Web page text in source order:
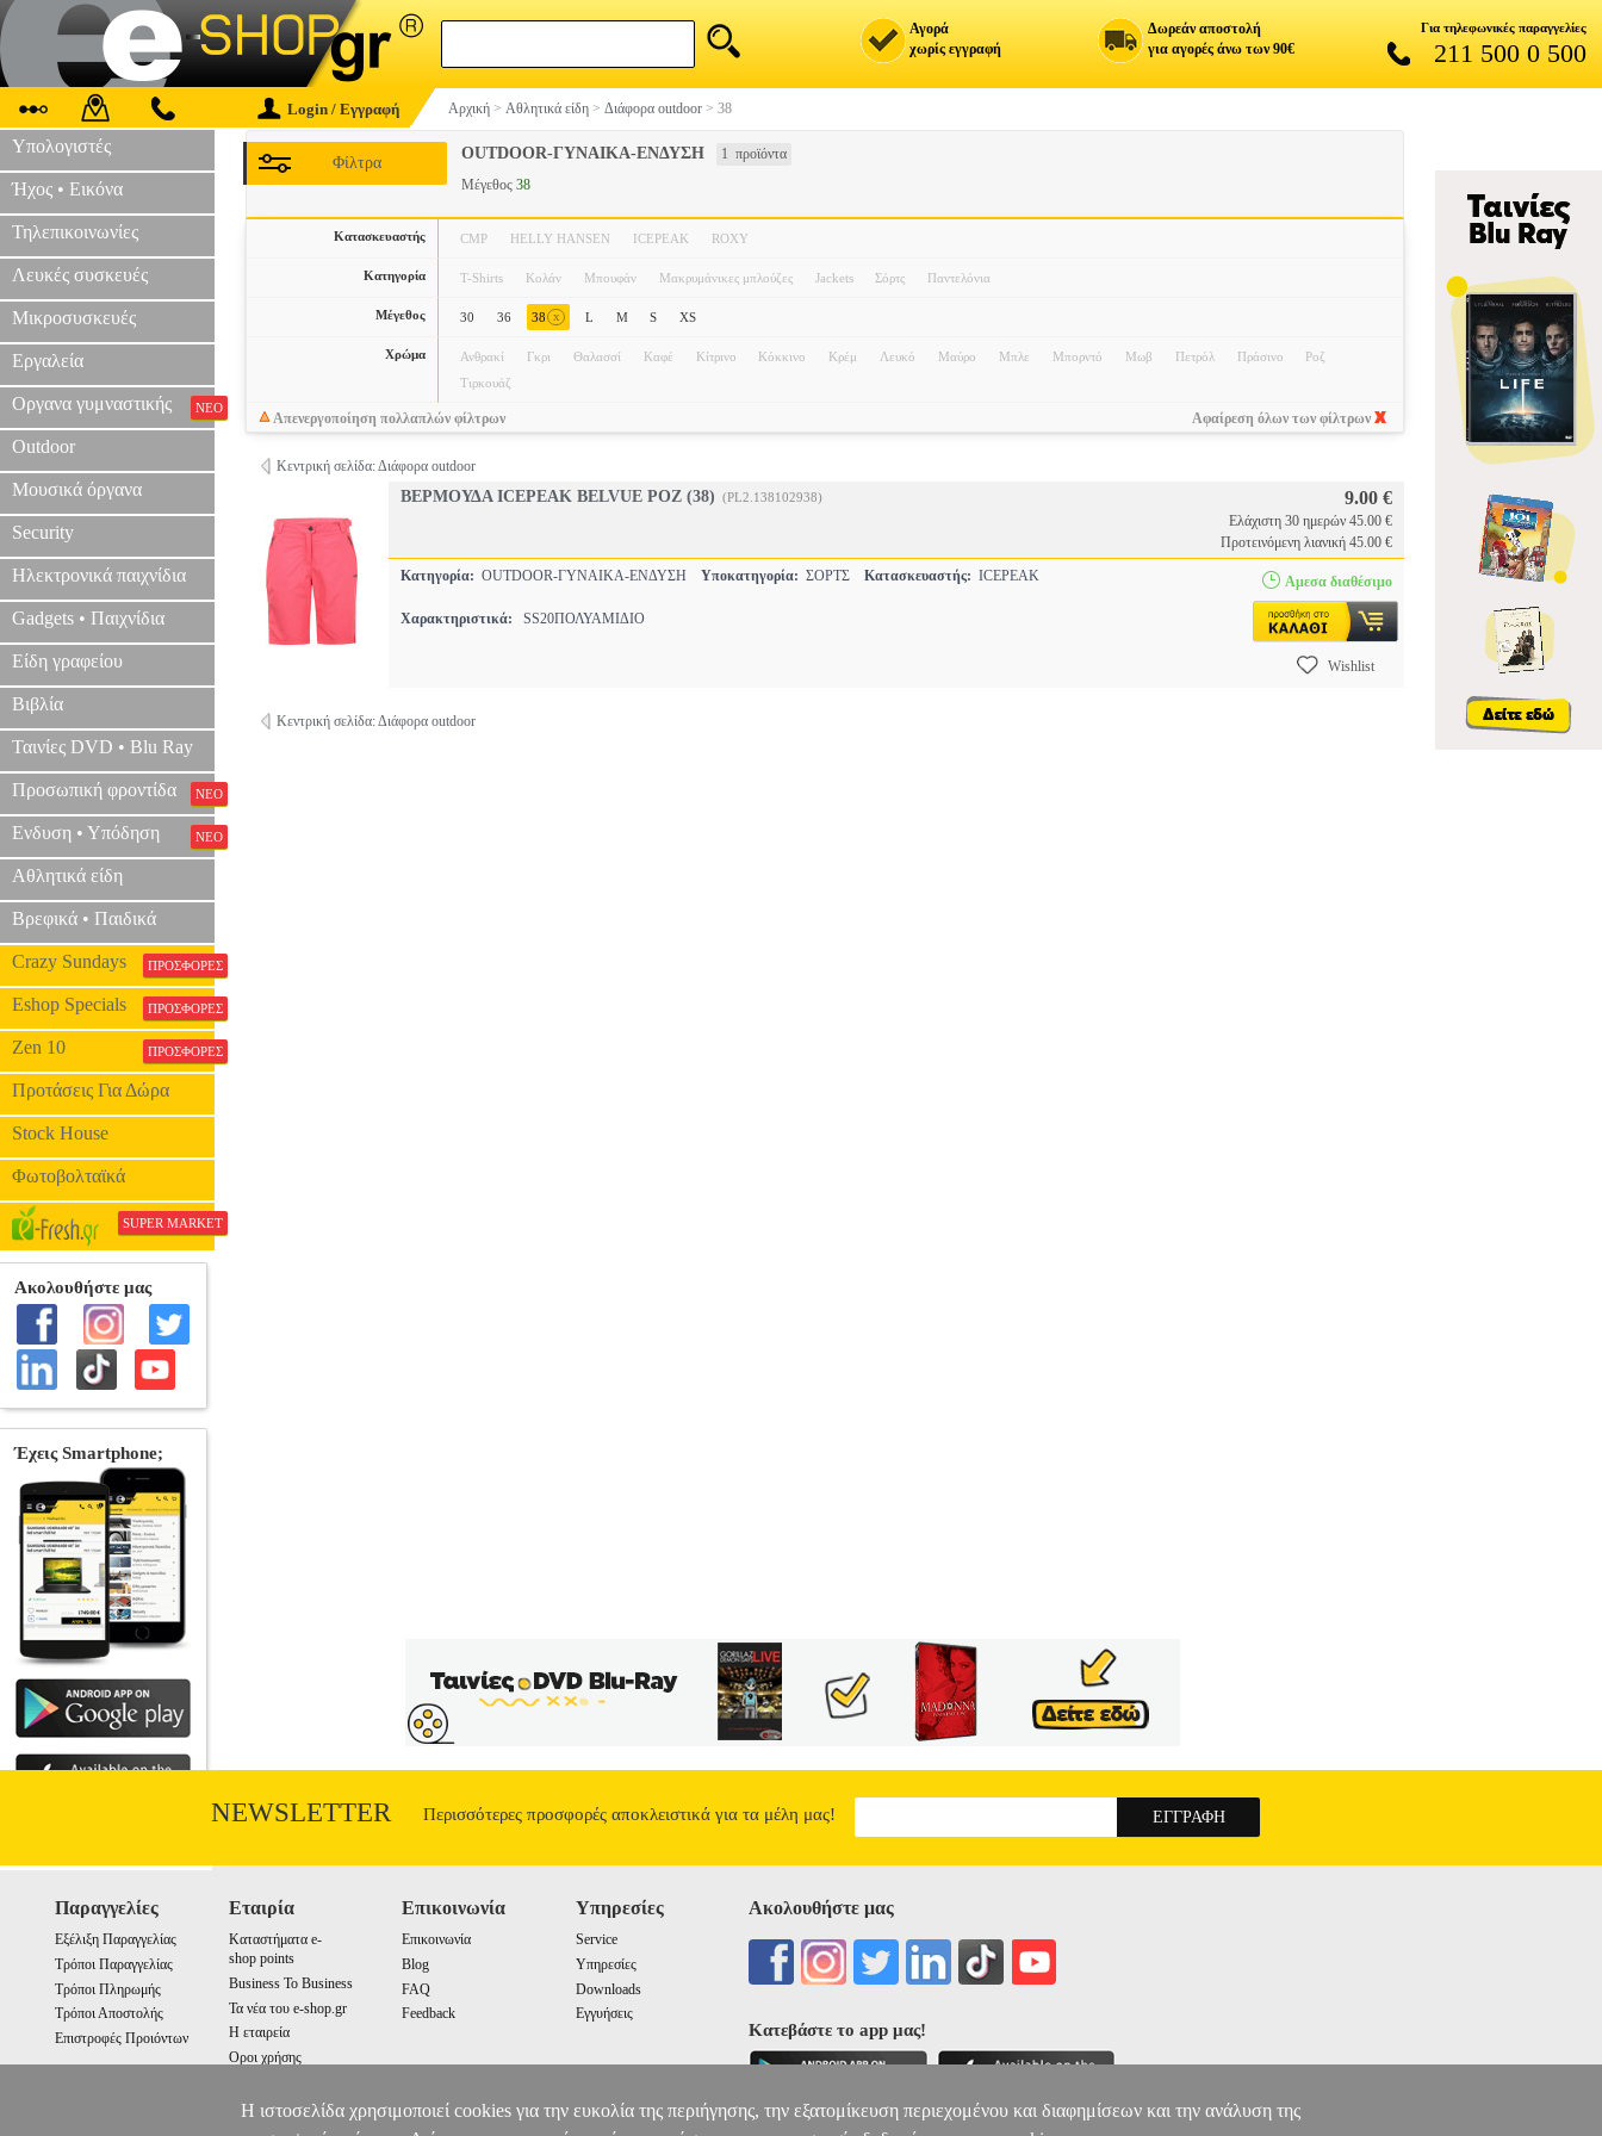
Αγορά
χωρίς εγγραφή
Δωρεάν αποστολή
για αγορές άνω των 90€
Για τηλεφωνικές παραγγελίες
211 500 0 500
Login / Εγγραφή Αρχική > Αθλητικά είδη > Διάφορα outdoor > 38
Υπολογιστές
Ήχος • Εικόνα
Τηλεπικοινωνίες
Λευκές συσκευές
Μικροσυσκευές
Εργαλεία
Οργανα γυμναστικής ΝΕΟ
Outdoor
Μουσικά όργανα
Security
Ηλεκτρονικά παιχνίδια
Gadgets • Παιχνίδια
Είδη γραφείου
Βιβλία
Ταινίες DVD • Blu Ray
Προσωπική φροντίδα ΝΕΟ
Ενδυση • Υπόδηση ΝΕΟ
Αθλητικά είδη
Βρεφικά • Παιδικά
Crazy Sundays ΠΡΟΣΦΟΡΕΣ
Eshop Specials ΠΡΟΣΦΟΡΕΣ
Zen 10 ΠΡΟΣΦΟΡΕΣ
Προτάσεις Για Δώρα
Stock House
Φωτοβολταϊκά
SUPER MARKET
OUTDOOR-ΓΥΝΑΙΚΑ-ΕΝΔΥΣΗ 1 προϊόντα
Φίλτρα
Μέγεθος 38
Κατασκευαστής CMP HELLY HANSEN ICEPEAK ROXY
Κατηγορία T-Shirts Κολάν Μπουφάν Μακρυμάνικες μπλούζες Jackets Σόρτς Παντελόνια
Μέγεθος 30 36 38 x L M S XS
Χρώμα Ανθρακί Γκρι Θαλασσί Καφέ Κίτρινο Κόκκινο Κρέμ Λευκό Μαύρο Μπλε Μπορντό Μωβ Πετρόλ Πράσινο
Ροζ
Τιρκουάζ
Απενεργοποίηση πολλαπλών φίλτρων Αφαίρεση όλων των φίλτρων
Κεντρική σελίδα: Διάφορα outdoor
ΒΕΡΜΟΥΔΑ ICEPEAK BELVUE ΡΟΖ (38) (PL2.138102938) 9.00 €
Ελάχιστη 30 ημερών 45.00 €
Προτεινόμενη λιανική 45.00 €
Κατηγορία: OUTDOOR-ΓΥΝΑΙΚΑ-ΕΝΔΥΣΗ Υποκατηγορία: ΣΟΡΤΣ Κατασκευαστής: ICEPEAK
Χαρακτηριστικά: SS20ΠΟΛΥΑΜΙΔΙΟ
Αμεσα διαθέσιμο
Wishlist
Κεντρική σελίδα: Διάφορα outdoor
NEWSLETTER Περισσότερες προσφορές αποκλειστικά για τα μέλη μας!
Παραγγελίες
Εξέλιξη Παραγγελίας
Τρόποι Παραγγελίας
Τρόποι Πληρωμής
Τρόποι Αποστολής
Επιστροφές Προιόντων
Εταιρία
Καταστήματα e-
shop points
Business To Business
Τα νέα του e-shop.gr
Η εταιρεία
Οροι χρήσης
Επικοινωνία
Επικοινωνία
Blog
FAQ
Feedback
Υπηρεσίες
Service
Υπηρεσίες
Downloads
Εγγυήσεις
Ακολουθήστε μας
Κατεβάστε το app μας!
Η ιστοσελίδα χρησιμοποιεί cookies για την ευκολία της περιήγησης, την εξατομίκευση περιεχομένου και διαφημίσεων και την ανάλυση της